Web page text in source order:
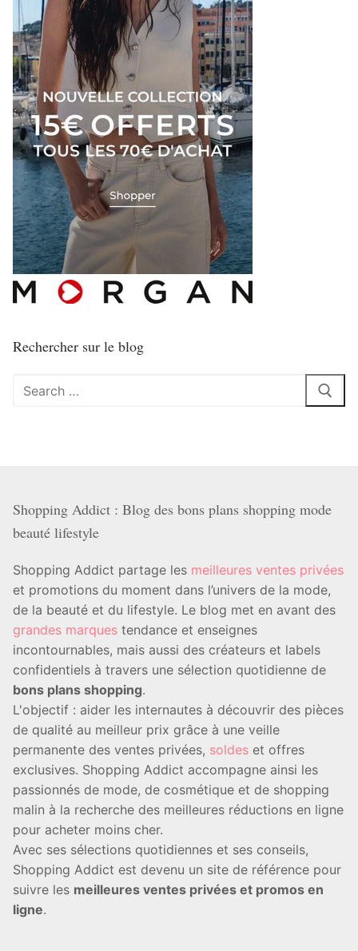
Rechercher sur le blog
Rechercher
Shopping Addict : Blog des bons plans shopping mode
beauté lifestyle
Shopping Addict partage les meilleures ventes privées
et promotions du moment dans l’univers de la mode,
de la beauté et du lifestyle. Le blog met en avant des
grandes marques tendance et enseignes
incontournables, mais aussi des créateurs et labels
confidentiels à travers une sélection quotidienne de
bons plans shopping.
L'objectif : aider les internautes à découvrir des pièces
de qualité au meilleur prix grâce à une veille
permanente des ventes privées, soldes et offres
exclusives. Shopping Addict accompagne ainsi les
passionnés de mode, de cosmétique et de shopping
malin à la recherche des meilleures réductions en ligne
pour acheter moins cher.
Avec ses sélections quotidiennes et ses conseils,
Shopping Addict est devenu un site de référence pour
suivre les meilleures ventes privées et promos en
ligne.